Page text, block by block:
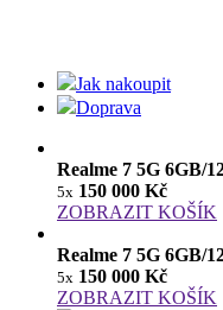
Jak nakoupit
Doprava
Realme 7 5G 6GB/
5x 150 000 Kč
ZOBRAZIT KOŠÍK
Realme 7 5G 6GB/
5x 150 000 Kč
ZOBRAZIT KOŠÍK